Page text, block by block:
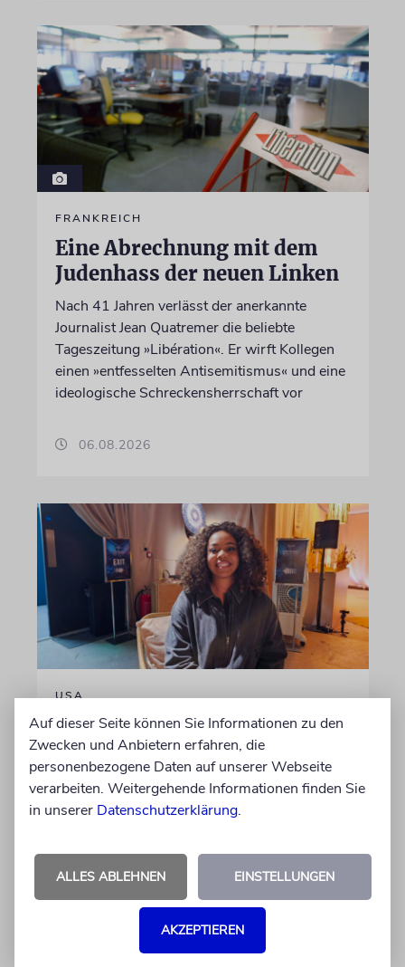
FRANKREICH
Eine Abrechnung mit dem
Judenhass der neuen Linken
Nach 41 Jahren verlässt der anerkannte
Journalist Jean Quatremer die beliebte
Tageszeitung »Libération«. Er wirft Kollegen
einen »entfesselten Antisemitismus« und eine
ideologische Schreckensherrschaft vor
06.08.2026
USA
Seitenwechsel
In Stanford hetzte Taryn Thomas auf
Studentenprotesten gegen Israel. Dann sah sie
die Nova-Ausstellung – und wurde zur
von Daniel Zylbersztajn-Lewandowski
06.08.2026
Auf dieser Seite können Sie Informationen zu den
Zwecken und Anbietern erfahren, die
personenbezogene Daten auf unserer Webseite
verarbeiten. Weitergehende Informationen finden Sie
in unserer Datenschutzerklärung.
ALLES ABLEHNEN EINSTELLUNGEN
AKZEPTIEREN